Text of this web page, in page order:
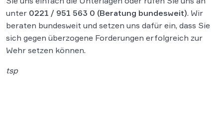
unter 0221 / 951 563 0 (Beratung bundesweit). Wir
beraten bundesweit und setzen uns dafür ein, dass Sie
sich gegen überzogene Forderungen erfolgreich zur
Wehr setzen können.
tsp